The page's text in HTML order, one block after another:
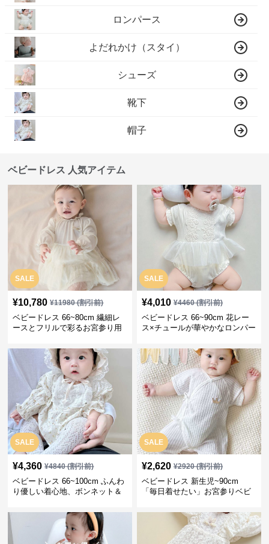
ロンパース
よだれかけ（スタイ）
シューズ
靴下
帽子
ベビードレス 人気アイテム
SALE
¥10,780 ¥11980(割引前)
ベビードレス 66~80cm 繊細レ
ースとフリルで彩るお宮参り用
SALE
¥4,010 ¥4460(割引前)
ベビードレス 66~90cm 花レー
ス×チュールが華やかなロンパー
SALE
¥4,360 ¥4840(割引前)
ベビードレス 66~100cm ふんわ
り優しい着心地、ボンネット＆
レス 記念フォト
SALE
¥2,620 ¥2920(割引前)
ベビードレス 新生児~90cm
「毎日着せたい」お宮参りベビ